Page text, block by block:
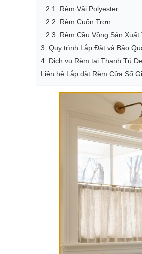
2.1. Rèm Vải Polyester
2.2. Rèm Cuốn Trơn
2.3. Rèm Cầu Vồng Sản
3. Quy trình Lắp Đặt và Bảo
4. Dịch vụ Rèm tại Thanh Tú
Liên hệ Lắp đặt Rèm Cửa Sổ